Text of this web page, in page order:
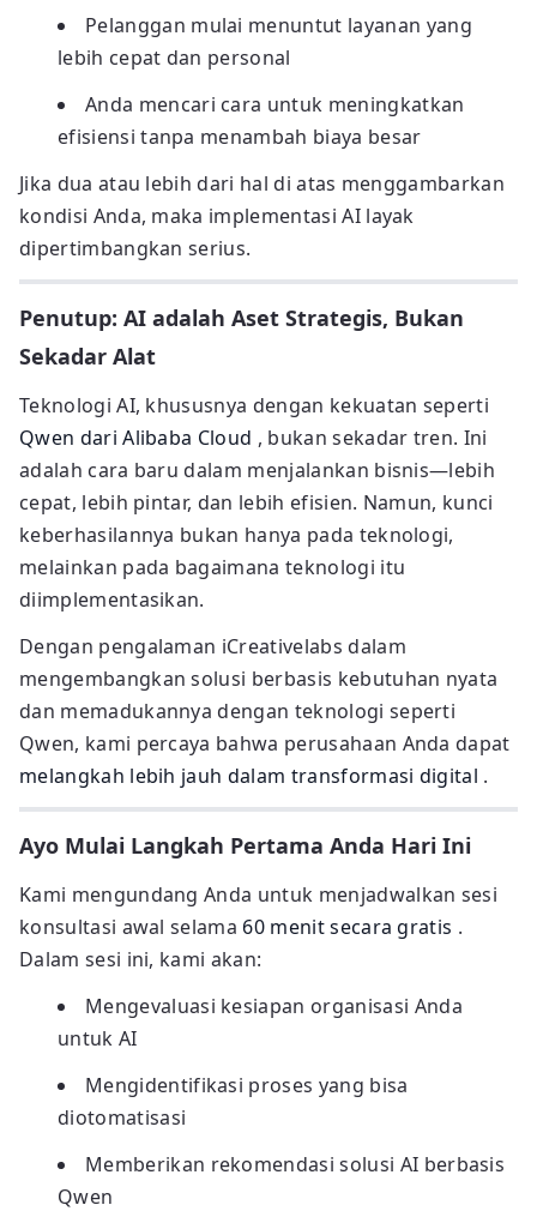
Pelanggan mulai menuntut layanan yang
lebih cepat dan personal
Anda mencari cara untuk meningkatkan
efisiensi tanpa menambah biaya besar
Jika dua atau lebih dari hal di atas menggambarkan
kondisi Anda, maka implementasi AI layak
dipertimbangkan serius.
Penutup: AI adalah Aset Strategis, Bukan
Sekadar Alat
Teknologi AI, khususnya dengan kekuatan seperti
Qwen dari Alibaba Cloud , bukan sekadar tren. Ini
adalah cara baru dalam menjalankan bisnis—lebih
cepat, lebih pintar, dan lebih efisien. Namun, kunci
keberhasilannya bukan hanya pada teknologi,
melainkan pada bagaimana teknologi itu
diimplementasikan.
Dengan pengalaman iCreativelabs dalam
mengembangkan solusi berbasis kebutuhan nyata
dan memadukannya dengan teknologi seperti
Qwen, kami percaya bahwa perusahaan Anda dapat
melangkah lebih jauh dalam transformasi digital .
Ayo Mulai Langkah Pertama Anda Hari Ini
Kami mengundang Anda untuk menjadwalkan sesi
konsultasi awal selama 60 menit secara gratis .
Dalam sesi ini, kami akan:
Mengevaluasi kesiapan organisasi Anda
untuk AI
Mengidentifikasi proses yang bisa
diotomatisasi
Memberikan rekomendasi solusi AI berbasis
Qwen